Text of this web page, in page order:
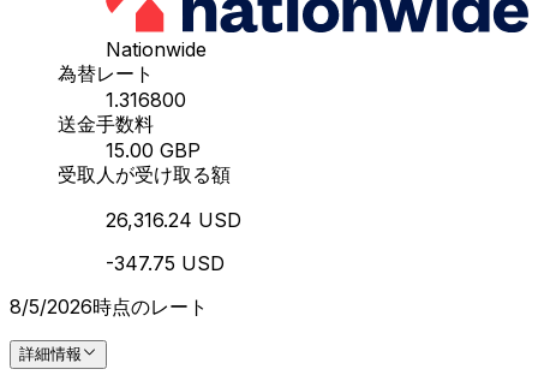
Nationwide
為替レート
1.316800
送金手数料
15.00 GBP
受取人が受け取る額
26,316.24 USD
-347.75 USD
8/5/2026時点のレート
詳細情報